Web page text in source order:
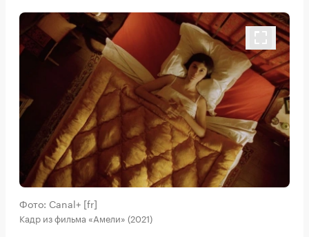
Фото: Canal+ [fr]
Кадр из фильма «Амели» (2021)